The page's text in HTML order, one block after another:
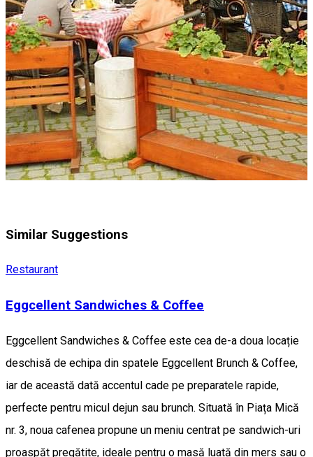
Similar Suggestions
Restaurant
Eggcellent Sandwiches & Coffee
Eggcellent Sandwiches & Coffee este cea de-a doua locație
deschisă de echipa din spatele Eggcellent Brunch & Coffee,
iar de această dată accentul cade pe preparatele rapide,
perfecte pentru micul dejun sau brunch. Situată în Piața Mică
nr. 3, noua cafenea propune un meniu centrat pe sandwich-uri
proaspăt pregătite, ideale pentru o masă luată din mers sau o